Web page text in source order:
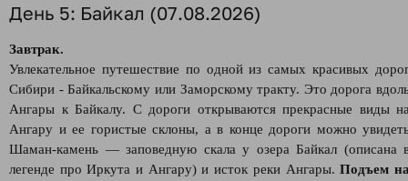
День 5: Байкал (07.08.2026)
Завтрак.
Увлекательное путешествие по одной из самых красивых
Сибири - Байкальскому или Заморскому тракту. Это дорога
Ангары к Байкалу. С дороги открываются прекрасные виды
Ангару и ее гористые склоны, а в конце дороги можно
Шаман-камень — заповедную скала у озера Байкал (описана
легенде про Иркута и Ангару) и исток реки Ангары.Подъем